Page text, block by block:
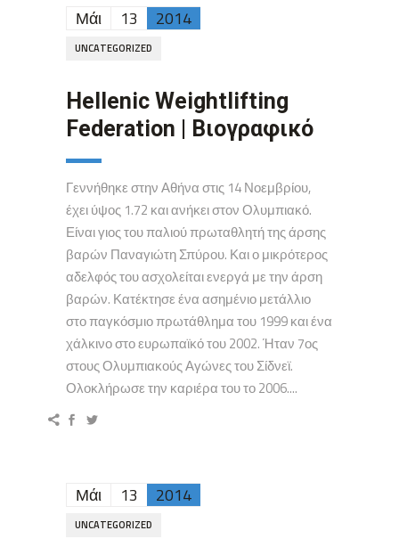
Μάι 13 2014
UNCATEGORIZED
Hellenic Weightlifting
Federation | Βιογραφικό
Γεννήθηκε στην Αθήνα στις 14 Νοεμβρίου,
έχει ύψος 1.72 και ανήκει στον Ολυμπιακό.
Είναι γιος του παλιού πρωταθλητή της άρσης
βαρών Παναγιώτη Σπύρου. Και ο μικρότερος
αδελφός του ασχολείται ενεργά με την άρση
βαρών. Κατέκτησε ένα ασημένιο μετάλλιο
στο παγκόσμιο πρωτάθλημα του 1999 και ένα
χάλκινο στο ευρωπαϊκό του 2002. Ήταν 7ος
στους Ολυμπιακούς Αγώνες του Σίδνεϊ.
Ολοκλήρωσε την καριέρα του το 2006....
Μάι 13 2014
UNCATEGORIZED